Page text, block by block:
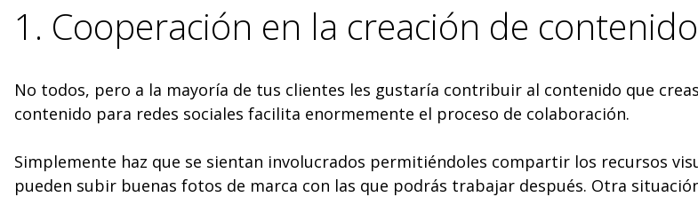
1. Cooperación en la creación de contenido
No todos, pero a la mayoría de tus clientes les gustaría contribuir al contenido que
contenido para redes sociales facilita enormemente el proceso de colaboración.
Simplemente haz que se sientan involucrados permitiéndoles compartir los recursos
pueden subir buenas fotos de marca con las que podrás trabajar después. Otra